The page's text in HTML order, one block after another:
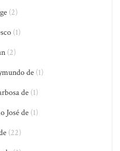
(2)
(1)
(2)
de (1)
de(1)
José de(1)
(22)